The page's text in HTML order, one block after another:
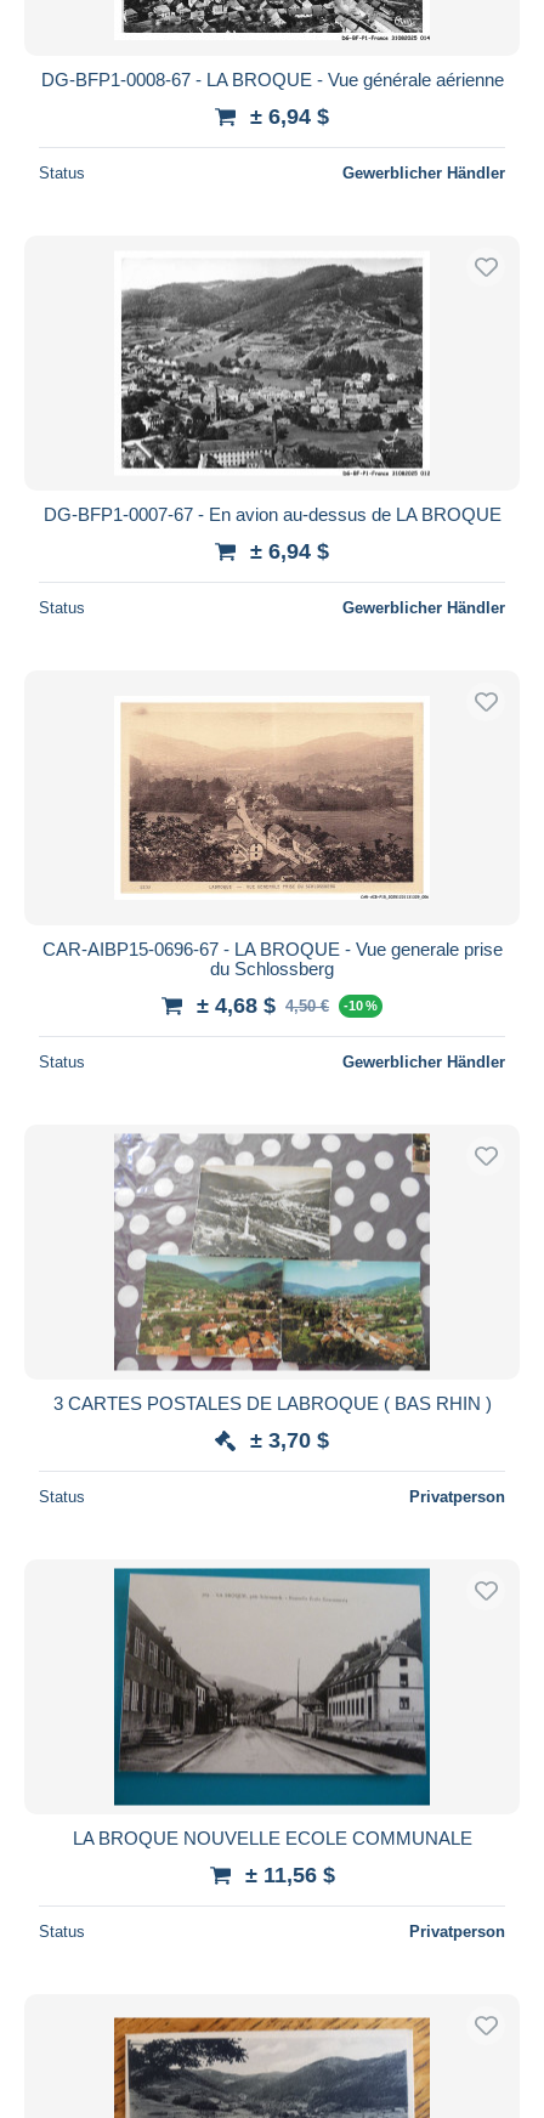
DG-BFP1-0008-67 - LA BROQUE - Vue générale aérienne
± 6,94 $
Status Gewerblicher Händler
DG-BFP1-0007-67 - En avion au-dessus de LA BROQUE
± 6,94 $
Status Gewerblicher Händler
CAR-AIBP15-0696-67 - LA BROQUE - Vue generale prise
du Schlossberg
± 4,68 $ 4,50 € -10 %
Status Gewerblicher Händler
3 CARTES POSTALES DE LABROQUE ( BAS RHIN )
± 3,70 $
Status Privatperson
LA BROQUE NOUVELLE ECOLE COMMUNALE
± 11,56 $
Status Privatperson